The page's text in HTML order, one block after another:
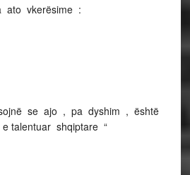
ato vkerësime :
se ajo , pa dyshim , është
talentuar shqiptare “